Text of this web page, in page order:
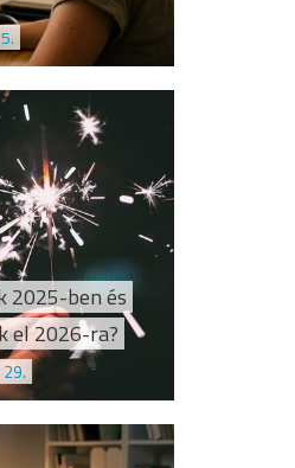
2025-ben és
el 2026-ra?